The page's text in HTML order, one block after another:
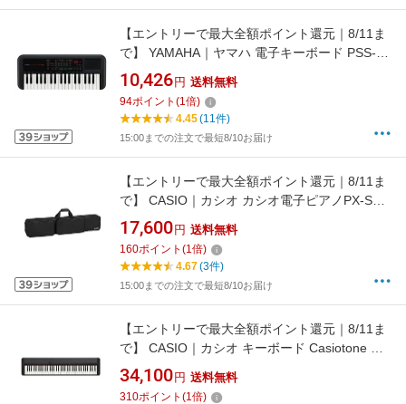
【エントリーで最大全額ポイント還元｜8/11ま
で】 YAMAHA｜ヤマハ 電子キーボード PSS-
A50 [37ミニ鍵盤]
10,426 円 送料無料
94ポイント (1倍)
4.45(11件)
15:00までの注文で最短8/10お届け
【エントリーで最大全額ポイント還元｜8/11ま
で】 CASIO｜カシオ カシオ電子ピアノPX-Sシ
リーズ/CDP-S100対応ソフトケース SC-800P
17,600 円 送料無料
160ポイント (1倍)
4.67(3件)
15:00までの注文で最短8/10お届け
【エントリーで最大全額ポイント還元｜8/11ま
で】 CASIO｜カシオ キーボード Casiotone ブ
ラック CT-S1-76BK [76鍵盤]
34,100 円 送料無料
310ポイント (1倍)